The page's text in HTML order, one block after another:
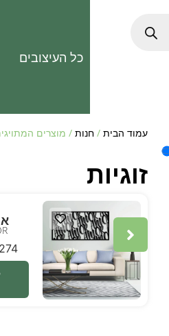
כל העיצובים
עמוד הבית/ חנות/ מוצרים
זוגיות